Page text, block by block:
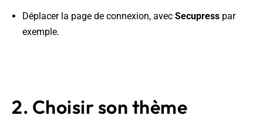
Déplacer la page de connexion, avecSecupress par
exemple.
2. Choisir son thème